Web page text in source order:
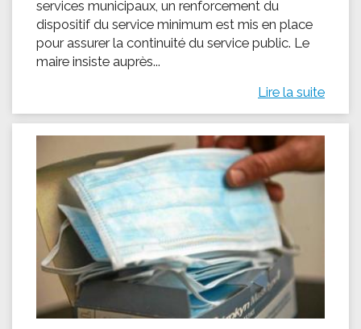
services municipaux, un renforcement du
dispositif du service minimum est mis en place
pour assurer la continuité du service public. Le
maire insiste auprès...
Lire la suite